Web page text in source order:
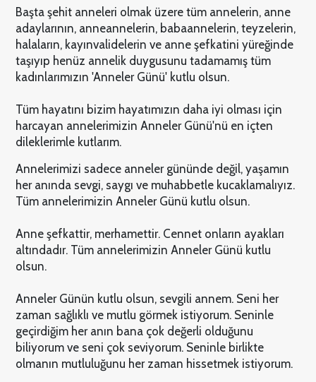
Başta şehit anneleri olmak üzere tüm annelerin, anne
adaylarının, anneannelerin, babaannelerin, teyzelerin,
halaların, kayınvalidelerin ve anne şefkatini yüreğinde
taşıyıp henüz annelik duygusunu tadamamış tüm
kadınlarımızın 'Anneler Günü' kutlu olsun.
Tüm hayatını bizim hayatımızın daha iyi olması için
harcayan annelerimizin Anneler Günü'nü en içten
dileklerimle kutlarım.
Annelerimizi sadece anneler gününde değil, yaşamın
her anında sevgi, saygı ve muhabbetle kucaklamalıyız.
Tüm annelerimizin Anneler Günü kutlu olsun.
Anne şefkattir, merhamettir. Cennet onların ayakları
altındadır. Tüm annelerimizin Anneler Günü kutlu
olsun.
Anneler Günün kutlu olsun, sevgili annem. Seni her
zaman sağlıklı ve mutlu görmek istiyorum. Seninle
geçirdiğim her anın bana çok değerli olduğunu
biliyorum ve seni çok seviyorum. Seninle birlikte
olmanın mutluluğunu her zaman hissetmek istiyorum.